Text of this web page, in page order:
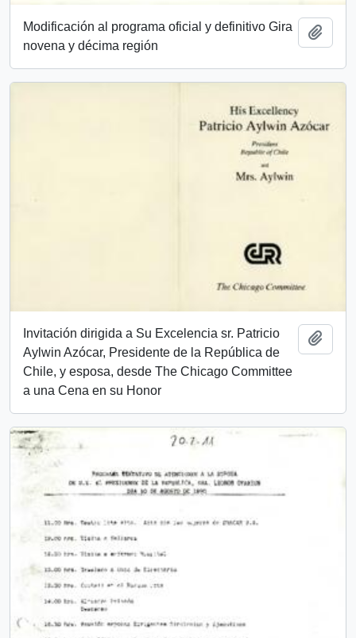
Modificación al programa oficial y definitivo Gira
novena y décima región
Invitación dirigida a Su Excelencia sr. Patricio
Aylwin Azócar, Presidente de la República de
Chile, y esposa, desde The Chicago Committee
a una Cena en su Honor